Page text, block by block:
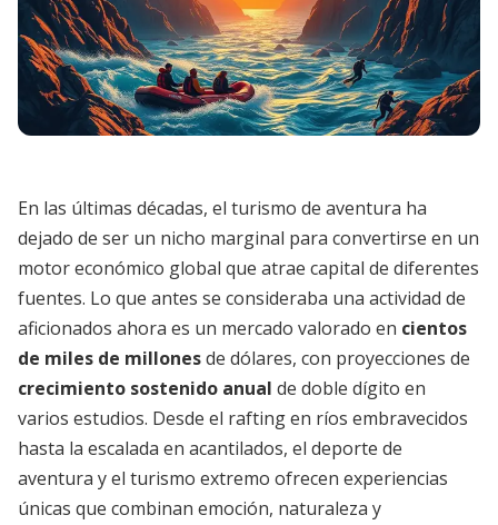
En las últimas décadas, el turismo de aventura ha
dejado de ser un nicho marginal para convertirse en un
motor económico global que atrae capital de diferentes
fuentes. Lo que antes se consideraba una actividad de
aficionados ahora es un mercado valorado en cientos
de miles de millonesde dólares, con proyecciones de
crecimiento sostenido anual de doble dígito en
varios estudios. Desde el rafting en ríos embravecidos
hasta la escalada en acantilados, el deporte de
aventura y el turismo extremo ofrecen experiencias
únicas que combinan emoción, naturaleza y